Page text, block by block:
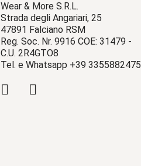
Wear & More S.R.L.
Strada degli Angariari, 25
47891 Falciano RSM
Reg. Soc. Nr. 9916 COE: 31479 -
C.U. 2R4GTO8
Tel. e Whatsapp +39 3355882475